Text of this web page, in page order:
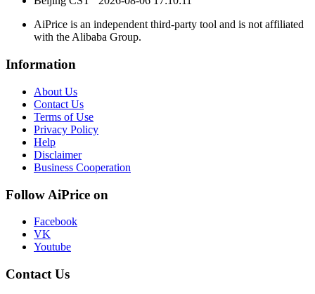
AiPrice is an independent third-party tool and is not affiliated
with the Alibaba Group.
Information
About Us
Contact Us
Terms of Use
Privacy Policy
Help
Disclaimer
Business Cooperation
Follow AiPrice on
Facebook
VK
Youtube
Contact Us